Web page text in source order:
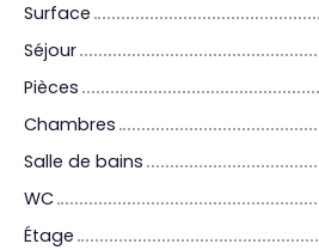
Surface
Séjour
Pièces
Chambres
Salle de bains
WC
Étage